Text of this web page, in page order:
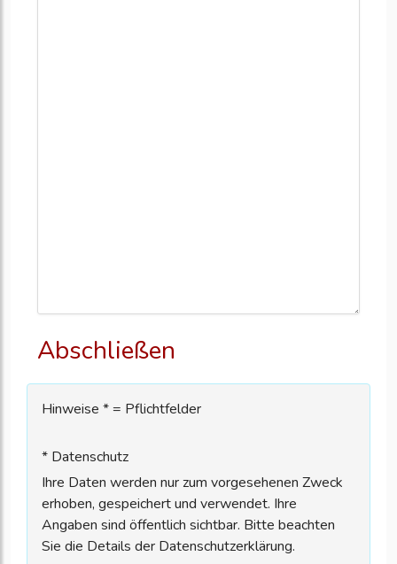
Abschließen
Hinweise * = Pflichtfelder
* Datenschutz
Ihre Daten werden nur zum vorgesehenen Zweck
erhoben, gespeichert und verwendet. Ihre
Angaben sind öffentlich sichtbar. Bitte beachten
Sie die Details der Datenschutzerklärung.